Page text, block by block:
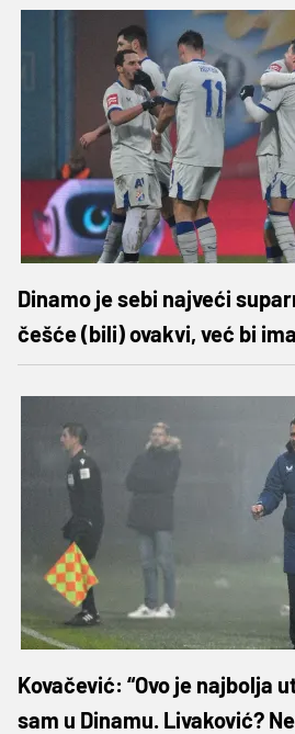
Dinamo je sebi najveći
češće (bili) ovakvi, već bi
Kovačević: “Ovo je najbolja
sam u Dinamu. Livaković?